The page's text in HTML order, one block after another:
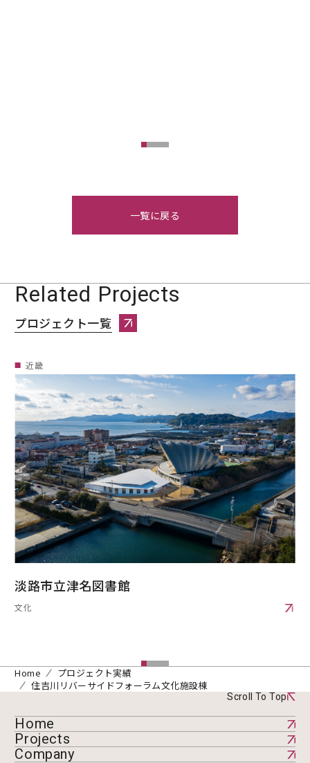
一覧に戻る
Related Projects
プロジェクト一覧
プロジェクト一覧へページ遷移します。
近畿
淡路市立津名図書館
文化
Home
プロジェクト実績
住吉川リバーサイドフォーラム文化施設棟
Scroll To Top
Home
Projects
Company